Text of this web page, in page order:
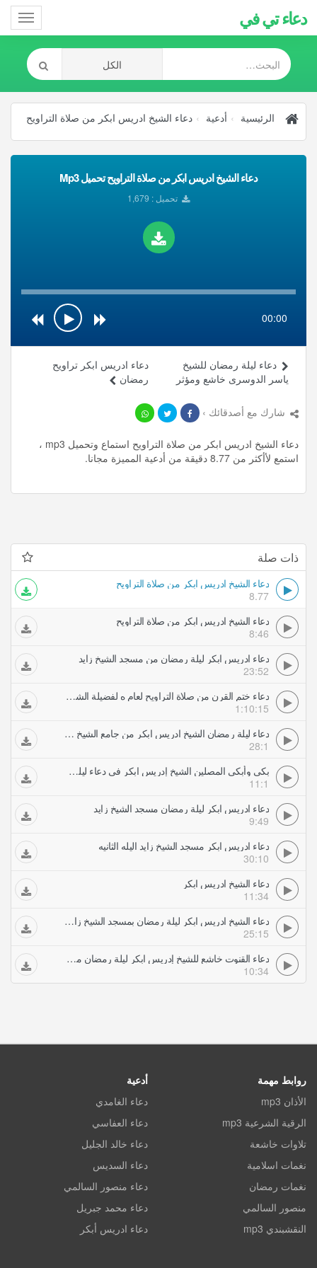
دعاء تي في
الرئيسية أدعية دعاء الشيخ ادريس ابكر من صلاة التراويح
دعاء الشيخ ادريس ابكر من صلاة التراويح تحميل Mp3
تحميل : 1,679
00:00
دعاء ادريس ابكر تراويح
رمضان
دعاء ليلة رمضان للشيخ
ياسر الدوسرى خاشع ومؤثر
شارك مع أصدقائك ›
دعاء الشيخ ادريس ابكر من صلاة التراويح استماع وتحميل mp3 ،
استمع لأأكثر من 8.77 دقيقة من أدعية المميزة مجانا.
ذات صلة
دعاء الشيخ ادريس ابكر من صلاة التراويح
8.77
دعاء الشيخ ادريس ابكر من صلاة التراويح
8:46
دعاء ادريس ابكر ليلة رمضان من مسجد الشيخ زايد
23:52
دعاء ختم القرن من صلاة التراويح لعام ه لفضيلة الشيخ شعبان محمود عبدالله
1:10:15
دعاء ليلة رمضان الشيخ ادريس ابكر من جامع الشيخ زايد بابوظبيدعاء كامل
28:1
بكى وأبكى المصلين الشيخ إدريس ابكر فى دعاء ليلة رمضان من جامع الشيخ زايد
11:1
دعاء ادريس ابكر ليلة رمضان مسجد الشيخ زايد
9:49
دعاء ادريس ابكر مسجد الشيخ زايد اليله الثانيه
30:10
دعاء الشيخ ادريس ابكر
11:34
دعاء الشيخ ادريس ابكر ليلة رمضان بمسجد الشيخ زايد في ابوظبي
25:15
دعاء القنوت خاشع للشيخ إدريس ابكر ليلة رمضان من مسجد الشيخ زايد أبكى المصلين
10:34
روابط مهمة
الأذان mp3
الرقية الشرعية mp3
تلاوات خاشعة
نغمات اسلامية
نغمات رمضان
منصور السالمي
النقشبندي mp3
أدعية
دعاء الغامدي
دعاء العفاسي
دعاء خالد الجليل
دعاء السديس
دعاء منصور السالمي
دعاء محمد جبريل
دعاء ادريس أبكر